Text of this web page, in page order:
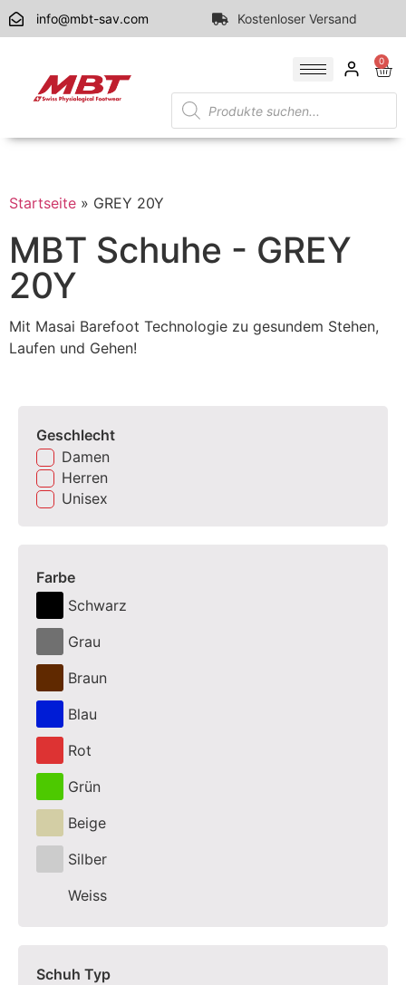
info@mbt-sav.com Kostenloser Versand
0
Startseite » GREY 20Y
MBT Schuhe - GREY
20Y
Mit Masai Barefoot Technologie zu gesundem Stehen,
Laufen und Gehen!
Geschlecht
Damen
Herren
Unisex
Farbe
Schwarz
Grau
Braun
Blau
Rot
Grün
Beige
Silber
Weiss
Schuh Typ